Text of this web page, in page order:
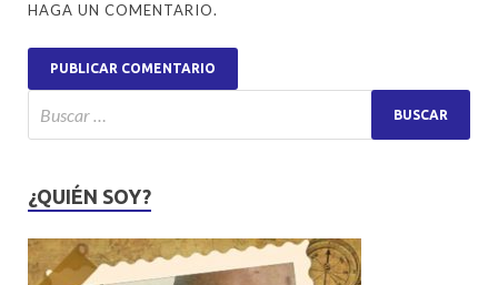
HAGA UN COMENTARIO.
¿QUIÉN SOY?